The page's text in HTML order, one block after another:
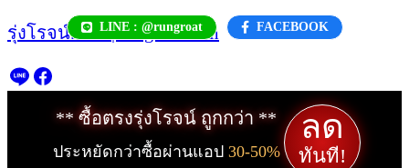
Skip
to
LINE : @rungroat FACEBOOK
รุ่งโรจน์.com | rungroat.com
** ซื้อตรงรุ่งโรจน์ ถูกกว่า **
ประหยัดกว่าซื้อผ่านแอป 30-50%
ลด
ทันที!